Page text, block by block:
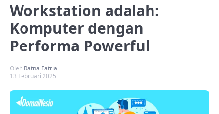
Workstation adalah:
Komputer dengan
Performa Powerful
Oleh Ratna Patria
13 Februari 2025